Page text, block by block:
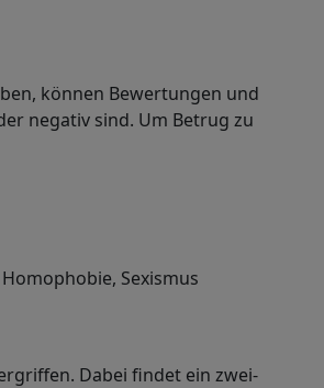
können Bewertungen und
negativ sind. Um Betrug zu
Sexismus
Dabei findet ein zwei-